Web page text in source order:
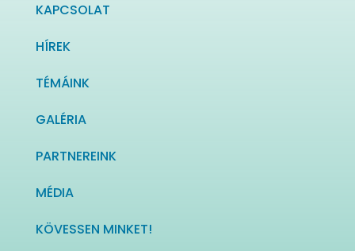
KAPCSOLAT
HÍREK
TÉMÁINK
GALÉRIA
PARTNEREINK
MÉDIA
KÖVESSEN MINKET!